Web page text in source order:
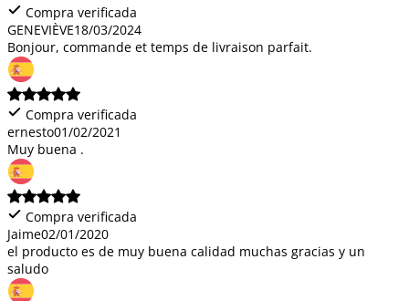
Compra verificada
GENEVIÈVE18/03/2024
Bonjour, commande et temps de livraison parfait.
Compra verificada
ernesto01/02/2021
Muy buena .
Compra verificada
Jaime02/01/2020
el producto es de muy buena calidad muchas gracias y un
saludo